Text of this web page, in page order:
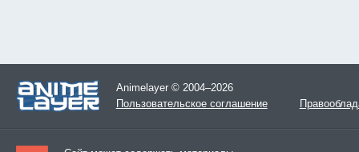
Animelayer © 2004–2026
Пользовательское соглашение